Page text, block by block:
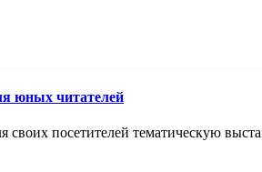
юных читателей
посетителей тематическую